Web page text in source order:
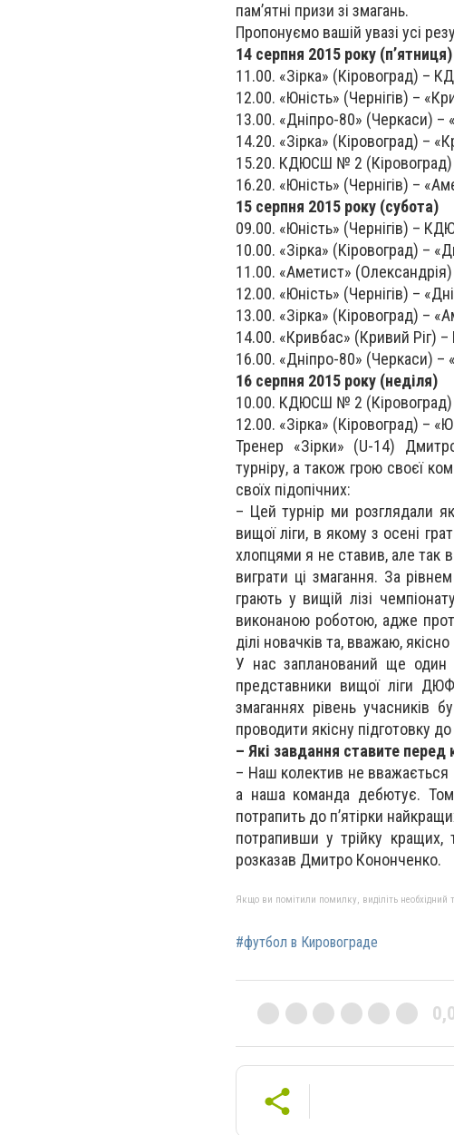
пам’ятні призи зі змагань.
Пропонуємо вашій увазі усі
14 серпня 2015 року (п’ятниця)
11.00. «Зірка» (Кіровоград) –
12.00. «Юність» (Чернігів) –
13.00. «Дніпро-80» (Черкаси) –
14.20. «Зірка» (Кіровоград) –
15.20. КДЮСШ № 2 (Кіровоград)
16.20. «Юність» (Чернігів) –
15 серпня 2015 року (субота)
09.00. «Юність» (Чернігів) –
10.00. «Зірка» (Кіровоград) –
11.00. «Аметист»
12.00. «Юність» (Чернігів) –
13.00. «Зірка» (Кіровоград) –
14.00. «Кривбас» (Кривий
16.00. «Дніпро-80» (Черкаси) –
16 серпня 2015 року (неділя)
10.00. КДЮСШ № 2 (Кіровоград)
12.00. «Зірка» (Кіровоград) –
Тренер «Зірки» (U-14)
турніру, а також грою своєї
своїх підопічних:
– Цей турнір ми розглядали
вищої ліги, в якому з осені
хлопцями я не ставив, але так
виграти ці змагання. За
грають у вищій лізі
виконаною роботою, адже
ділі новачків та, вважаю,
У нас запланований ще один
представники вищої ліги
змаганнях рівень учасників
проводити якісну підготовку
– Які завдання ставите
– Наш колектив не вважається
а наша команда дебютує.
потрапить до п’ятірки
потрапивши у трійку
розказав Дмитро Кононченко.
Якщо ви помітили помилку, виділіть необхідний
#футбол в Кировограде